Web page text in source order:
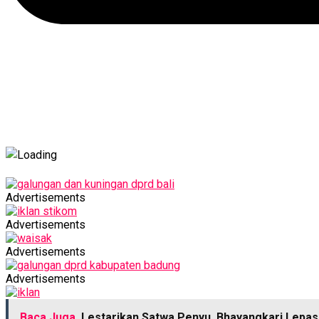
Advertisements
Advertisements
Advertisements
Advertisements